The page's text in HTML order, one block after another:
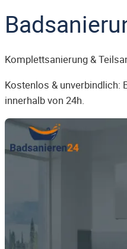
Komplettsanierung &
Kostenlos & unverbindlich:
innerhalb von 24h.